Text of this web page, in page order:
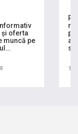
și oferta
muncă pe